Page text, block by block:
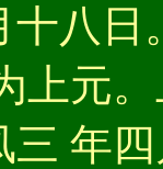
十八日
上元
三 年